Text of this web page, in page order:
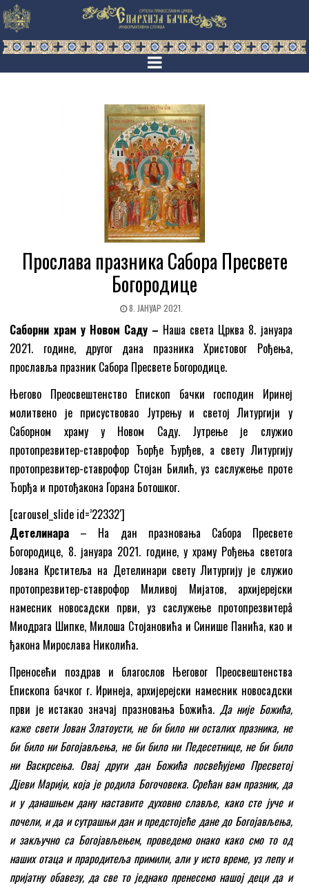
Прослава празника Сабора Пресвете
Богородице
8. ЈАНУАР 2021.
Саборни храм у Новом Саду – Наша света Црква 8. јануара
2021. године, другог дана празника Христовог Рођења,
прославља празник Сабора Пресвете Богородице.
Његово Преосвештенство Епископ бачки господин Иринеј
молитвено је присуствовао Јутрењу и светој Литургији у
Саборном храму у Новом Саду. Јутрење је служио
протопрезвитер-ставрофор Ђорђе Ђурђев, а свету Литургију
протопрезвитер-ставрофор Стојан Билић, уз саслужење проте
Ђорђа и протођакона Горана Ботошког.
[carousel_slide id=’22332′]
Детелинара – На дан празновања Сабора Пресвете
Богородице, 8. јануара 2021. године, у храму Рођења светога
Јована Крститеља на Детелинари свету Литургију је служио
протопрезвитер-ставрофор Миливој Мијатов, архијерејски
намесник новосадски први, уз саслужење протопрезвитерâ
Миодрага Шипке, Милоша Стојановића и Синише Панића, као и
ђакона Мирослава Николића.
Пренoсећи поздрав и благослов Његовог Преосвештенства
Епископа бачког г. Иринеја, архијерејски намесник новосадски
први је истакао значај празновања Божића. Да није Божића,
каже свети Јован Златоусти, не би било ни осталих празника, не
би било ни Богојављења, не би било ни Педесетнице, не би било
ни Васкрсења. Овај други дан Божића посвећујемо Пресветој
Дјеви Марији, која је родила Богочовека. Срећан вам празник, да
и у данашњем дану наставите духовно славље, како сте јуче и
почели, и да и сутрашњи дан и предстојеће дане до Богојављења,
и закључно са Богојављењем, проведемо онако како смо то од
наших отаца и прародитеља примили, али у исто време, уз лепу и
пријатну обавезу, да све то једнако пренесемо нашој деци да и